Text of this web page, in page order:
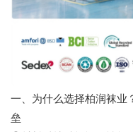
一、为什么选择柏润袜
垒